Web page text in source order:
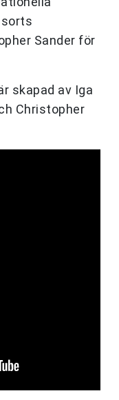
sorts
Sander för
skapad av Iga
Christopher